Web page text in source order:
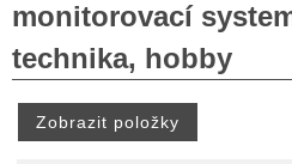
monitorovací
technika, hobby